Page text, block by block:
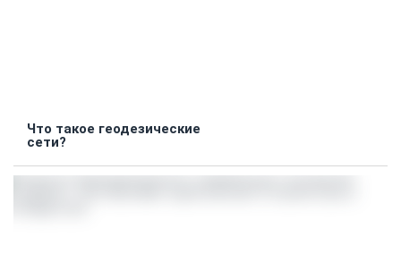
Что такое геодезические
сети?